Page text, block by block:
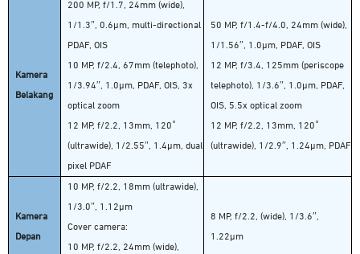
Kamera
Belakang
200 MP, f/1.7, 24mm (wide),
1/1.3″, 0.6µm, multi-directional
PDAF, OIS
10 MP, f/2.4, 67mm (telephoto),
1/3.94″, 1.0µm, PDAF, OIS, 3x
optical zoom
12 MP, f/2.2, 13mm, 120˚
(ultrawide), 1/2.55″, 1.4µm, dual
pixel PDAF
50 MP, f/1.4-f/4.0, 24mm (wide),
1/1.56″, 1.0µm, PDAF, OIS
12 MP, f/3.4, 125mm (periscope
telephoto), 1/3.6″, 1.0µm, PDAF,
OIS, 5.5x optical zoom
12 MP, f/2.2, 13mm, 120˚
(ultrawide), 1/2.9″, 1.24µm, PDAF
Kamera
Depan
10 MP, f/2.2, 18mm (ultrawide),
1/3.0″, 1.12µm
Cover camera:
10 MP, f/2.2, 24mm (wide),
8 MP, f/2.2, (wide), 1/3.6″,
1.22µm